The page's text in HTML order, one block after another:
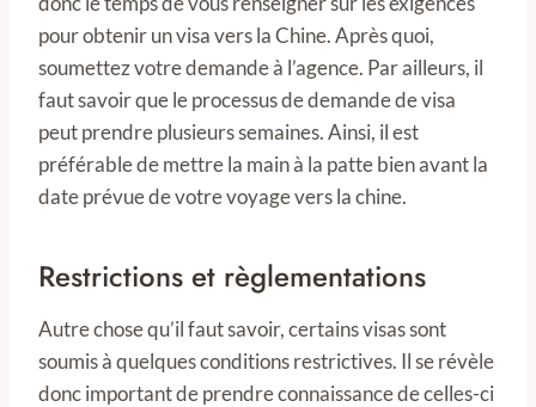
pour obtenir un visa vers la Chine. Après quoi,
soumettez votre demande à l’agence. Par ailleurs, il
faut savoir que le processus de demande de visa
peut prendre plusieurs semaines. Ainsi, il est
préférable de mettre la main à la patte bien avant la
date prévue de votre voyage vers la chine.
Restrictions et règlementations
Autre chose qu’il faut savoir, certains visas sont
soumis à quelques conditions restrictives. Il se révèle
donc important de prendre connaissance de celles-ci